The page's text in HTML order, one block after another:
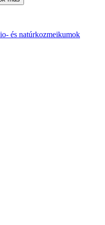
és natúrkozmeikumok